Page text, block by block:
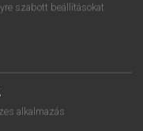
szabott beállításokat
alkalmazás